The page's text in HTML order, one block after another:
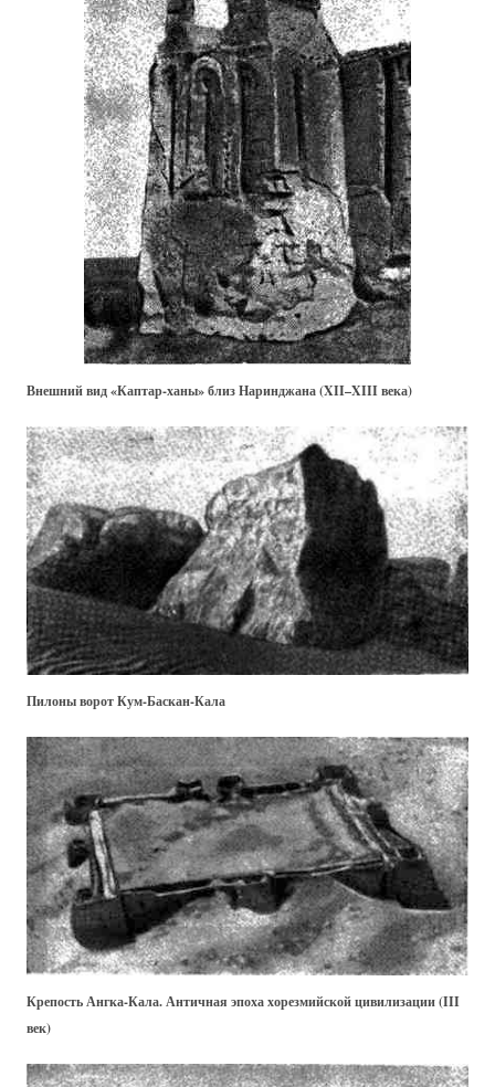
Внешний вид «Каптар-ханы» близ Наринджана (XII–XIII века)
Пилоны ворот Кум-Баскан-Кала
Крепость Ангка-Кала. Античная эпоха хорезмийской цивилизации (III
век)